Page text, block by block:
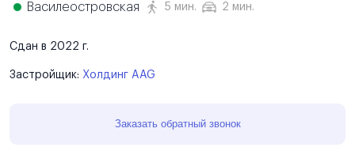
Василеостровская 5 мин. 2 мин.
Сдан в 2022 г.
Застройщик: Холдинг AAG
Заказать обратный звонок